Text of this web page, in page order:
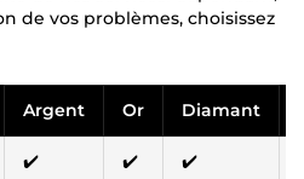
de vos problèmes, choisissez
Argent Or Diamant
✔️ ✔️ ✔️